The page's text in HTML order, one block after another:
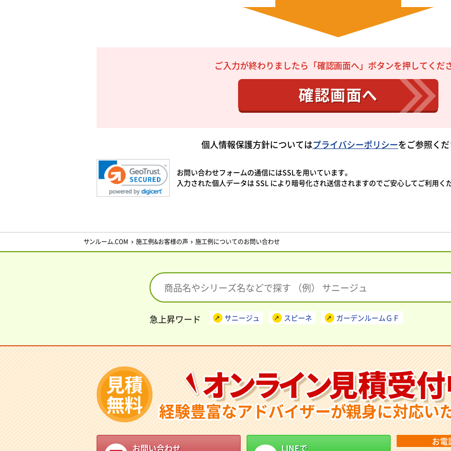
ご入力が終わりましたら「確認画面へ」ボタンを押してくだ
確認画面へ
個人情報保護方針についてはプライバシーポリシーをご参照くだ
お問い合わせフォームの通信にはSSLを用いています。
入力された個人データは SSL により暗号化され送信されますのでご安心してご利用く
サンルーム.COM 施工例&お客様の声 施工例についてのお問い合わせ
急上昇ワード サニージュ スピーネ ガーデンルームＧＦ
オンライン見積受
見積
無料 経験豊富なアドバイザーが親身に対応い
お問い合わせ LINEで
お電